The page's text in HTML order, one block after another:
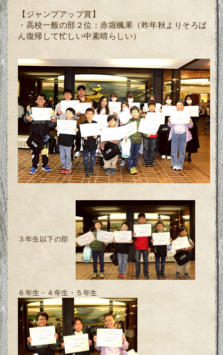
【ジャンプアップ賞】
・高校一般の部２位：赤堀楓果（昨年秋よりそろば
ん復帰して忙しい中素晴らしい）
３年生以下の部
６年生・４年生・５年生